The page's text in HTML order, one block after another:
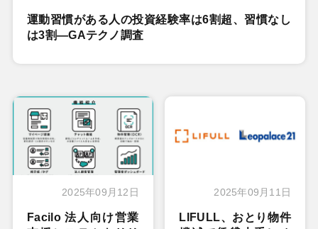
運動習慣がある人の投資経験率は6割超、習慣なし
は3割―GAテクノ調査
2025年09月12日
Facilo 法人向け営業
2025年09月11日
LIFULL、おとり物件